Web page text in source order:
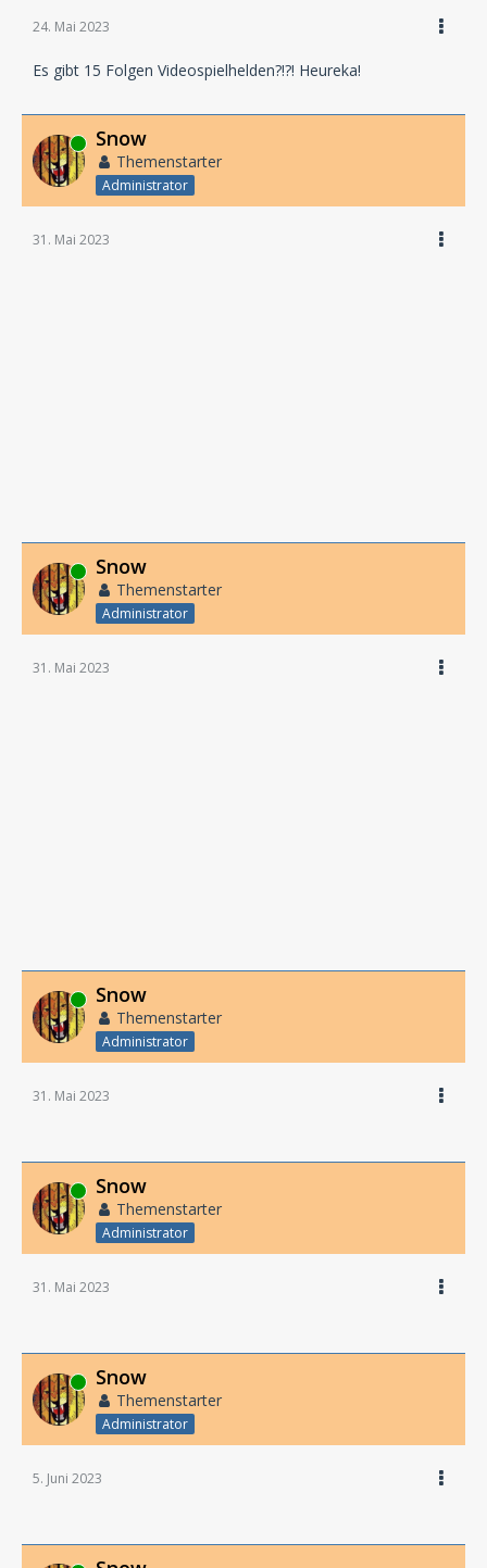
24. Mai 2023
Es gibt 15 Folgen Videospielhelden?!?! Heureka!
Online Snow
Themenstarter
Administrator
31. Mai 2023
Online Snow
Themenstarter
Administrator
31. Mai 2023
Online Snow
Themenstarter
Administrator
31. Mai 2023
Online Snow
Themenstarter
Administrator
31. Mai 2023
Online Snow
Themenstarter
Administrator
5. Juni 2023